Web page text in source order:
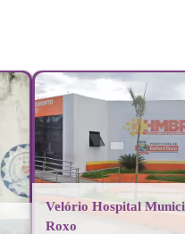
Velório Hospital
Roxo